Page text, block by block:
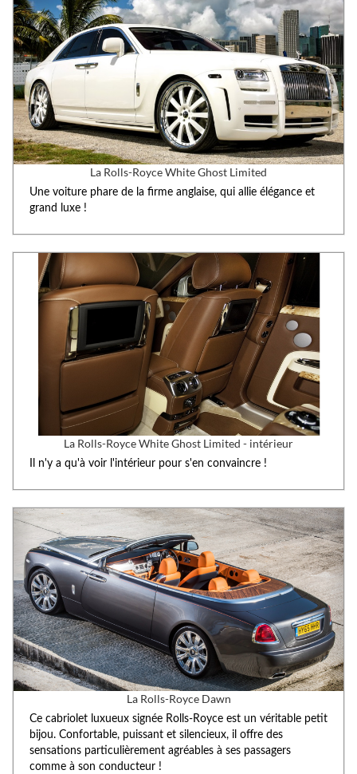
La Rolls-Royce White Ghost Limited
Une voiture phare de la firme anglaise, qui allie élégance et
grand luxe !
La Rolls-Royce White Ghost Limited - intérieur
Il n'y a qu'à voir l'intérieur pour s'en convaincre !
La Rolls-Royce Dawn
Ce cabriolet luxueux signée Rolls-Royce est un véritable petit
bijou. Confortable, puissant et silencieux, il offre des
sensations particulièrement agréables à ses passagers
comme à son conducteur !